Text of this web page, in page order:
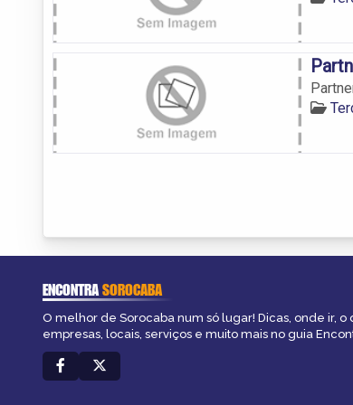
ENCONTRASOROCABA
O melhor de Sorocaba num só lugar! Dicas, onde ir,
empresas, locais, serviços e muito mais no guia